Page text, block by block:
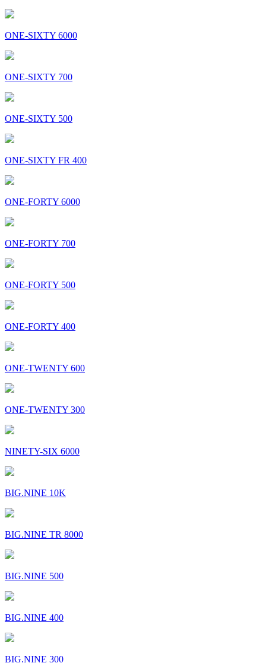
ONE-SIXTY 6000
ONE-SIXTY 700
ONE-SIXTY 500
ONE-SIXTY FR 400
ONE-FORTY 6000
ONE-FORTY 700
ONE-FORTY 500
ONE-FORTY 400
ONE-TWENTY 600
ONE-TWENTY 300
NINETY-SIX 6000
BIG.NINE 10K
BIG.NINE TR 8000
BIG.NINE 500
BIG.NINE 400
BIG.NINE 300